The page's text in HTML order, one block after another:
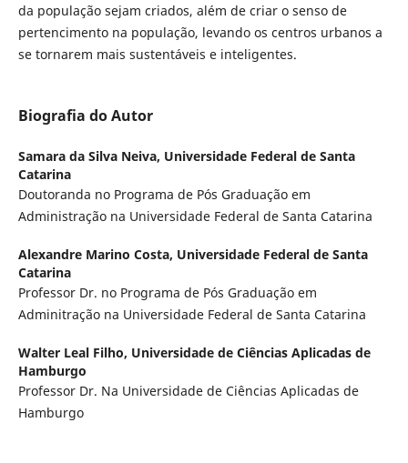
da população sejam criados, além de criar o senso de
pertencimento na população, levando os centros urbanos a
se tornarem mais sustentáveis e inteligentes.
Biografia do Autor
Samara da Silva Neiva, Universidade Federal de Santa
Catarina
Doutoranda no Programa de Pós Graduação em
Administração na Universidade Federal de Santa Catarina
Alexandre Marino Costa, Universidade Federal de Santa
Catarina
Professor Dr. no Programa de Pós Graduação em
Adminitração na Universidade Federal de Santa Catarina
Walter Leal Filho, Universidade de Ciências Aplicadas de
Hamburgo
Professor Dr. Na Universidade de Ciências Aplicadas de
Hamburgo